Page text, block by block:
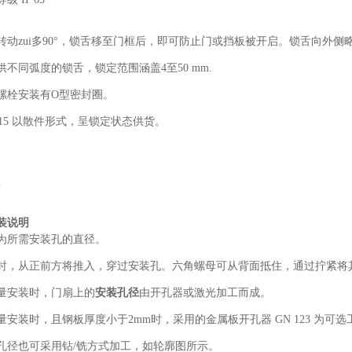
动zui多90°，锁舌移至门框后，即可防止门或挡板被开启。锁舌向外侧
不同弧度的锁舌，锁定范围涵盖4至50 mm.
栓安装有O型密封圈。
以散件形式，呈锁定状态供货。
说明
所需安装孔的直径。
，从正前方将推入，穿过安装孔。六角螺母可从背面抵住，通过拧紧将
安装时，门扇上的安装孔径由开孔器或激光加工而成。
安装时，且钢板厚度小于2mm时，采用的金属板开孔器 GN 123 为可选
径也可采用钻/铣方式加工，如轮廓图所示。